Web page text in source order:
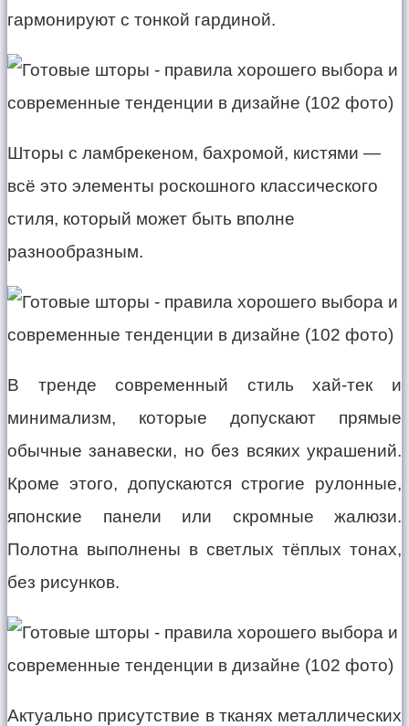
гармонируют с тонкой гардиной.
Шторы с ламбрекеном, бахромой, кистями —
всё это элементы роскошного классического
стиля, который может быть вполне
разнообразным.
В тренде современный стиль хай-тек и
минимализм, которые допускают прямые
обычные занавески, но без всяких украшений.
Кроме этого, допускаются строгие рулонные,
японские панели или скромные жалюзи.
Полотна выполнены в светлых тёплых тонах,
без рисунков.
Актуально присутствие в тканях металлических